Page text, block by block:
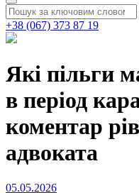
Пошук
Пошук:
+38 (067) 373 87 19
Які пільги
в період
коментар
адвоката
Опубліковано
05.05.2026